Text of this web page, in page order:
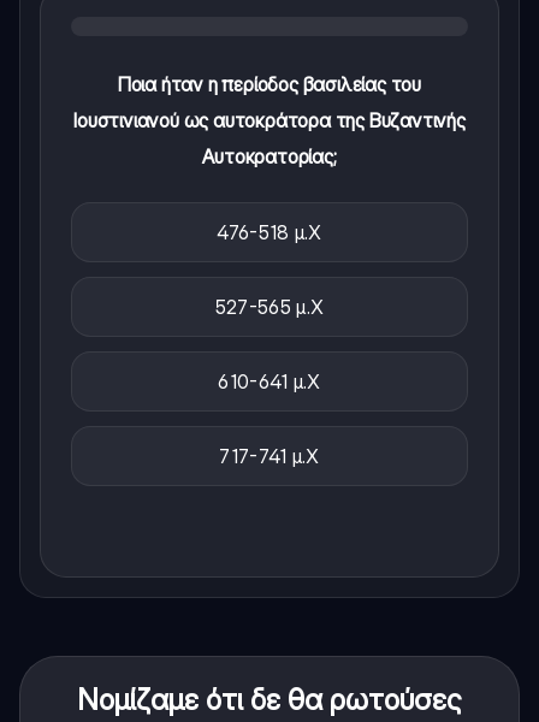
Ποια ήταν η περίοδος βασιλείας του
Ιουστινιανού ως αυτοκράτορα της Βυζαντινής
Αυτοκρατορίας;
476-518 μ.Χ
527-565 μ.Χ
610-641 μ.Χ
717-741 μ.Χ
Νομίζαμε ότι δε θα ρωτούσες